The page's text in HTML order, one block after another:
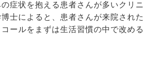
症状を抱える患者さんが多いクリニ
士によると、患者さんが来院された
ールをまずは生活習慣の中で改める